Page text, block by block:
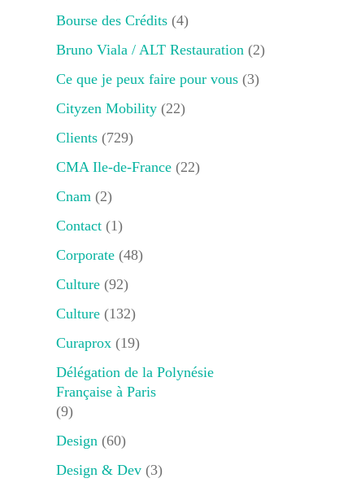
Bourse des Crédits(4)
Bruno Viala / ALT Restauration(2)
Ce que je peux faire pour vous(3)
Cityzen Mobility(22)
Clients(729)
CMA Ile-de-France(22)
Cnam(2)
Contact(1)
Corporate(48)
Culture(92)
Culture(132)
Curaprox(19)
Délégation de la Polynésie
Française à Paris
(9)
Design(60)
Design & Dev(3)